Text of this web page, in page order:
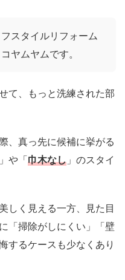
スタイルリフォーム
ヤムヤムです。
て、もっと洗練された部
、真っ先に候補に挙がる
」や「巾木なし 」のスタイ
しく見える一方、見た目
「掃除がしにくい」「壁
するケースも少なくあり